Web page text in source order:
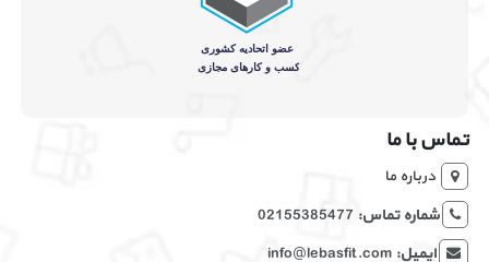
تماس با ما
درباره ما
شماره تماس: 02155385477
ایمیل:info@lebasfit.com